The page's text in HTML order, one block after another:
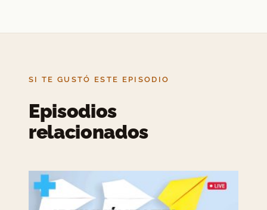
SI TE GUSTÓ ESTE EPISODIO
Episodios
relacionados